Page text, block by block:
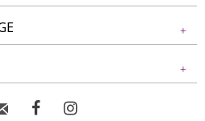
Coupe ajustée. Longueur 7/8.
décoratives sur le
en métal à chque
au dos. Fentes d'aisance en
uni.
3% ELASTHANE